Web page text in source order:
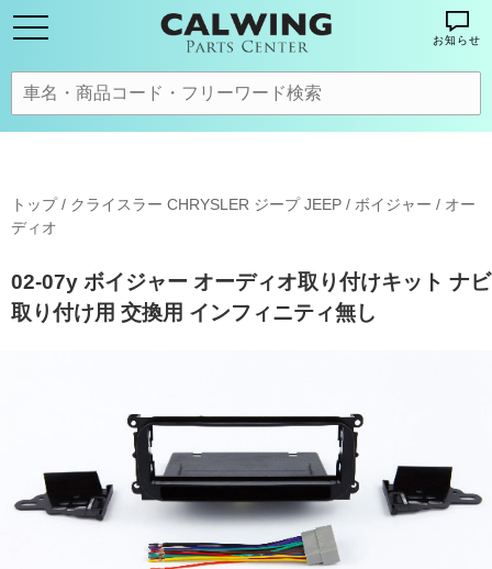
お知らせ
トップ/ クライスラー CHRYSLER ジープ JEEP / ボイジャー / オー
ディオ
02-07y ボイジャー オーディオ取り付けキット ナビ
取り付け用 交換用 インフィニティ無し